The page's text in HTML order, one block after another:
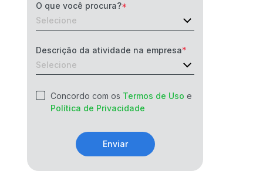
O que você procura?
Descrição da atividade na empresa
Concordo com os Termos de Uso e
Política de Privacidade
Enviar